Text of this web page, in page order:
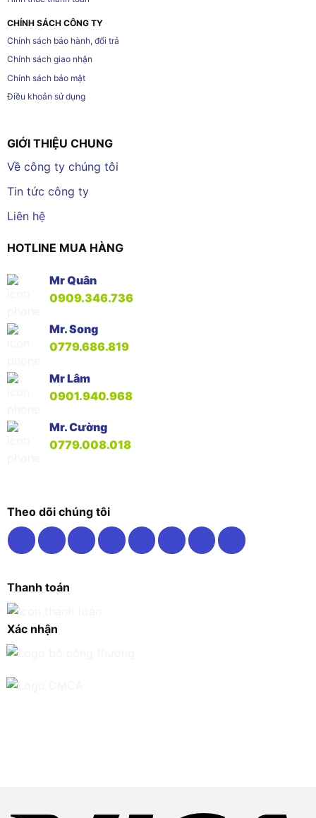
CHÍNH SÁCH CÔNG TY
Chính sách bảo hành, đổi trả
Chính sách giao nhận
Chính sách bảo mật
Điều khoản sử dụng
GIỚI THIỆU CHUNG
Về công ty chúng tôi
Tin tức công ty
Liên hệ
HOTLINE MUA HÀNG
Mr Quân
0909.346.736
Mr. Song
0779.686.819
Mr Lâm
0901.940.968
Mr. Cường
0779.008.018
Theo dõi chúng tôi
Thanh toán
Xác nhận